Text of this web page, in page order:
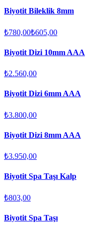
Biyotit Bileklik 8mm
₺780,00₺605,00
Biyotit Dizi 10mm AAA
₺2.560,00
Biyotit Dizi 6mm AAA
₺3.800,00
Biyotit Dizi 8mm AAA
₺3.950,00
Biyotit Spa Taşı Kalp
₺803,00
Biyotit Spa Taşı